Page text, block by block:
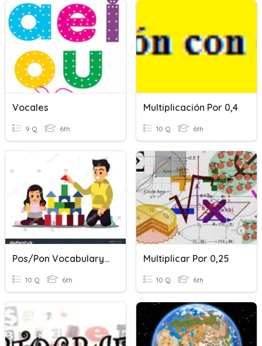
Vocales
9 Q 6th
Multiplicación Por 0,4
10 Q 6th
Pos/Pon Vocabulary Review
10 Q 6th
Multiplicar Por 0,25
10 Q 6th